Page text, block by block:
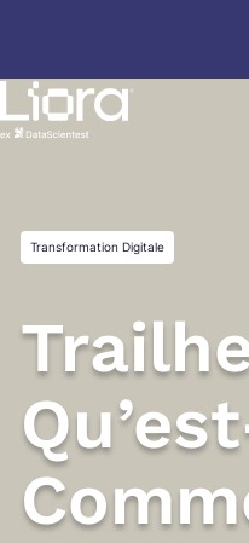
contenu
Transformation Digitale